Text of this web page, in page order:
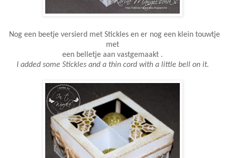
Nog een beetje versierd met Stickles en er nog een klein touwtje
met
een belletje aan vastgemaakt .
I added some Stickles and a thin cord with a little bell on it.